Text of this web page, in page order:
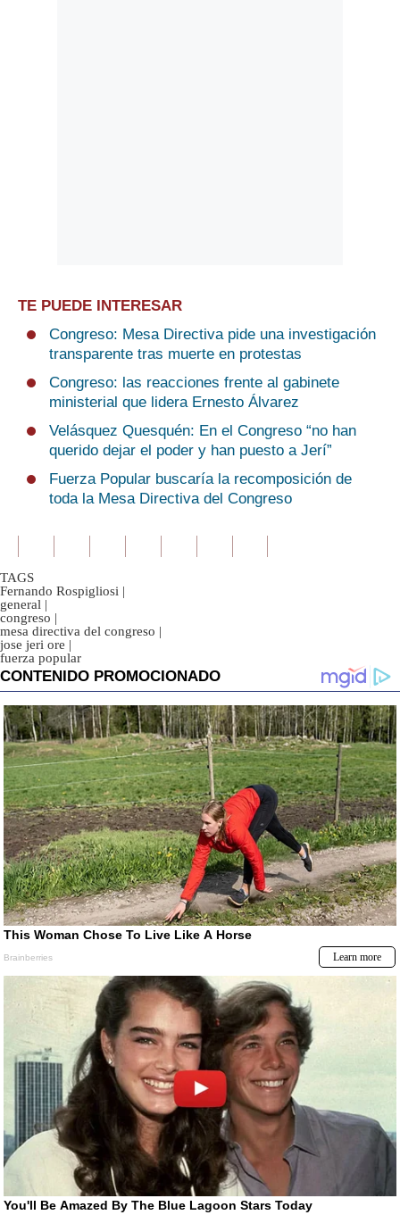
TE PUEDE INTERESAR
Congreso: Mesa Directiva pide una investigación
transparente tras muerte en protestas
Congreso: las reacciones frente al gabinete
ministerial que lidera Ernesto Álvarez
Velásquez Quesquén: En el Congreso “no han
querido dejar el poder y han puesto a Jerí”
Fuerza Popular buscaría la recomposición de
toda la Mesa Directiva del Congreso
TAGS
Fernando Rospigliosi |
general |
congreso |
mesa directiva del congreso |
jose jeri ore |
fuerza popular